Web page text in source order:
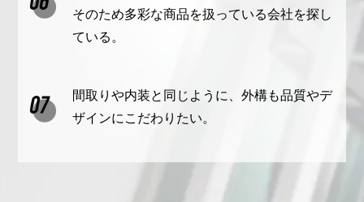
そのため多彩な商品を扱っている会社を探し
ている。
間取りや内装と同じように、外構も品質やデ
ザインにこだわりたい。